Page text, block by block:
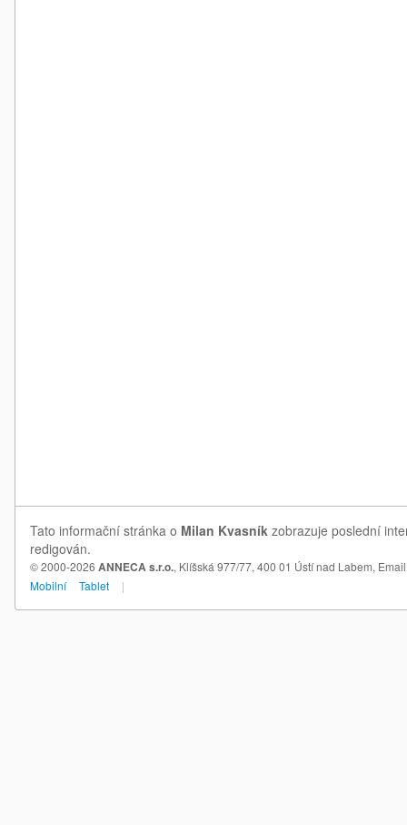
Tato informační stránka o Milan Kvasník zobrazuje poslední
redigován.
© 2000-2026 ANNECA s.r.o., Klíšská 977/77, 400 01 Ústí nad Labem,
Mobilní
Tablet |